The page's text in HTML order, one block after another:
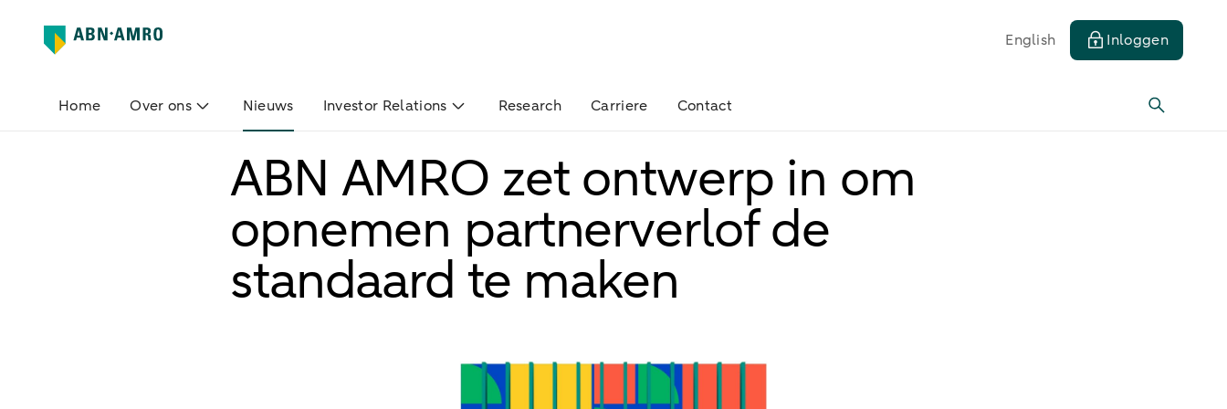
English Inloggen
Home Over ons Nieuws Investor Relations Research Carriere Contact
ABN AMRO zet ontwerp in om
opnemen partnerverlof de
standaard te maken